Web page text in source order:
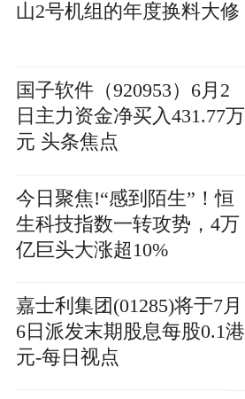
山2号机组的年度换料大修
国子软件（920953）6月2
日主力资金净买入431.77万
元 头条焦点
今日聚焦!“感到陌生”！恒
生科技指数一转攻势，4万
亿巨头大涨超10%
嘉士利集团(01285)将于7月
6日派发末期股息每股0.1港
元-每日视点